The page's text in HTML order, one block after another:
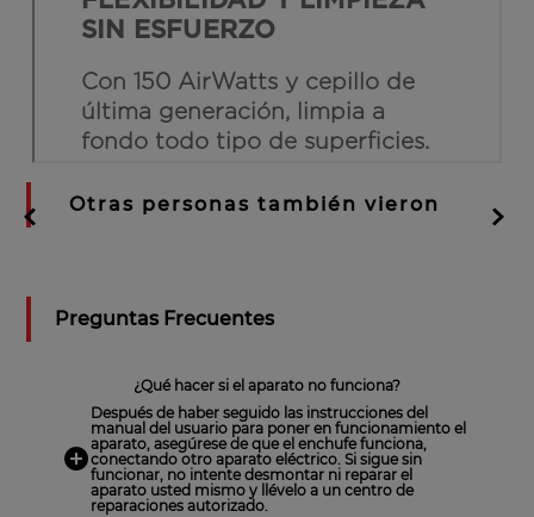
Otras personas también vieron
Preguntas Frecuentes
¿Qué hacer si el aparato no funciona?
Después de haber seguido las instrucciones del
manual del usuario para poner en funcionamiento el
aparato, asegúrese de que el enchufe funciona,
conectando otro aparato eléctrico. Si sigue sin
funcionar, no intente desmontar ni reparar el
aparato usted mismo y llévelo a un centro de
reparaciones autorizado.